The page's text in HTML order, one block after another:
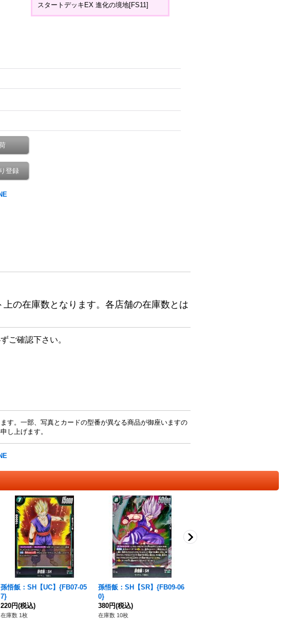
スタートデッキEX 進化の境地[FS11]
登録
の在庫数となります。各店舗の在庫数とは
ご確認下さい。
す。一部、写真とカードの型番が異なる商品が御座いますの
し上げます。
孫悟飯：SH【UC】{FB07-05
7}
220円(税込)
在庫数 1枚
孫悟飯：SH【SR】{FB09-06
0}
380円(税込)
在庫数 10枚